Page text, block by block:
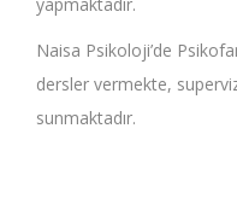
Naisa Psikoloji’de
dersler vermekte,
sunmaktadır.